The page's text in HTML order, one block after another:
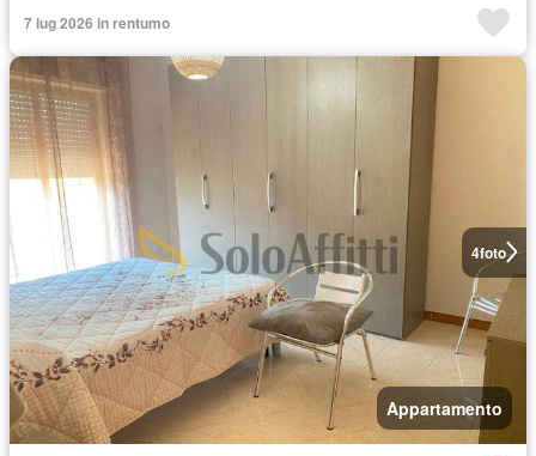
7 lug 2026 in rentumo
4foto
Appartamento